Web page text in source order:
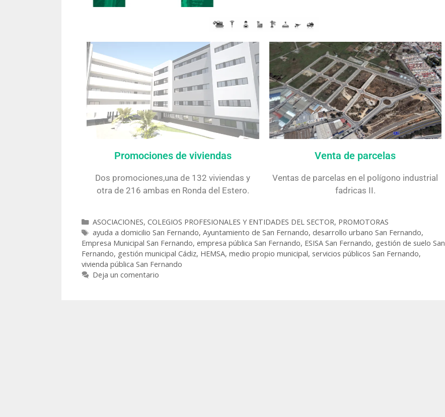
Promociones de viviendas
Dos promociones,una de 132 viviendas y
otra de 216 ambas en Ronda del Estero.
Venta de parcelas
Ventas de parcelas en el polígono industrial
fadricas II.
ASOCIACIONES, COLEGIOS PROFESIONALES Y ENTIDADES DEL SECTOR, PROMOTORAS
ayuda a domicilio San Fernando, Ayuntamiento de San Fernando, desarrollo urbano San Fernando,
Empresa Municipal San Fernando, empresa pública San Fernando, ESISA San Fernando, gestión de suelo San
Fernando, gestión municipal Cádiz, HEMSA, medio propio municipal, servicios públicos San Fernando,
vivienda pública San Fernando
Deja un comentario